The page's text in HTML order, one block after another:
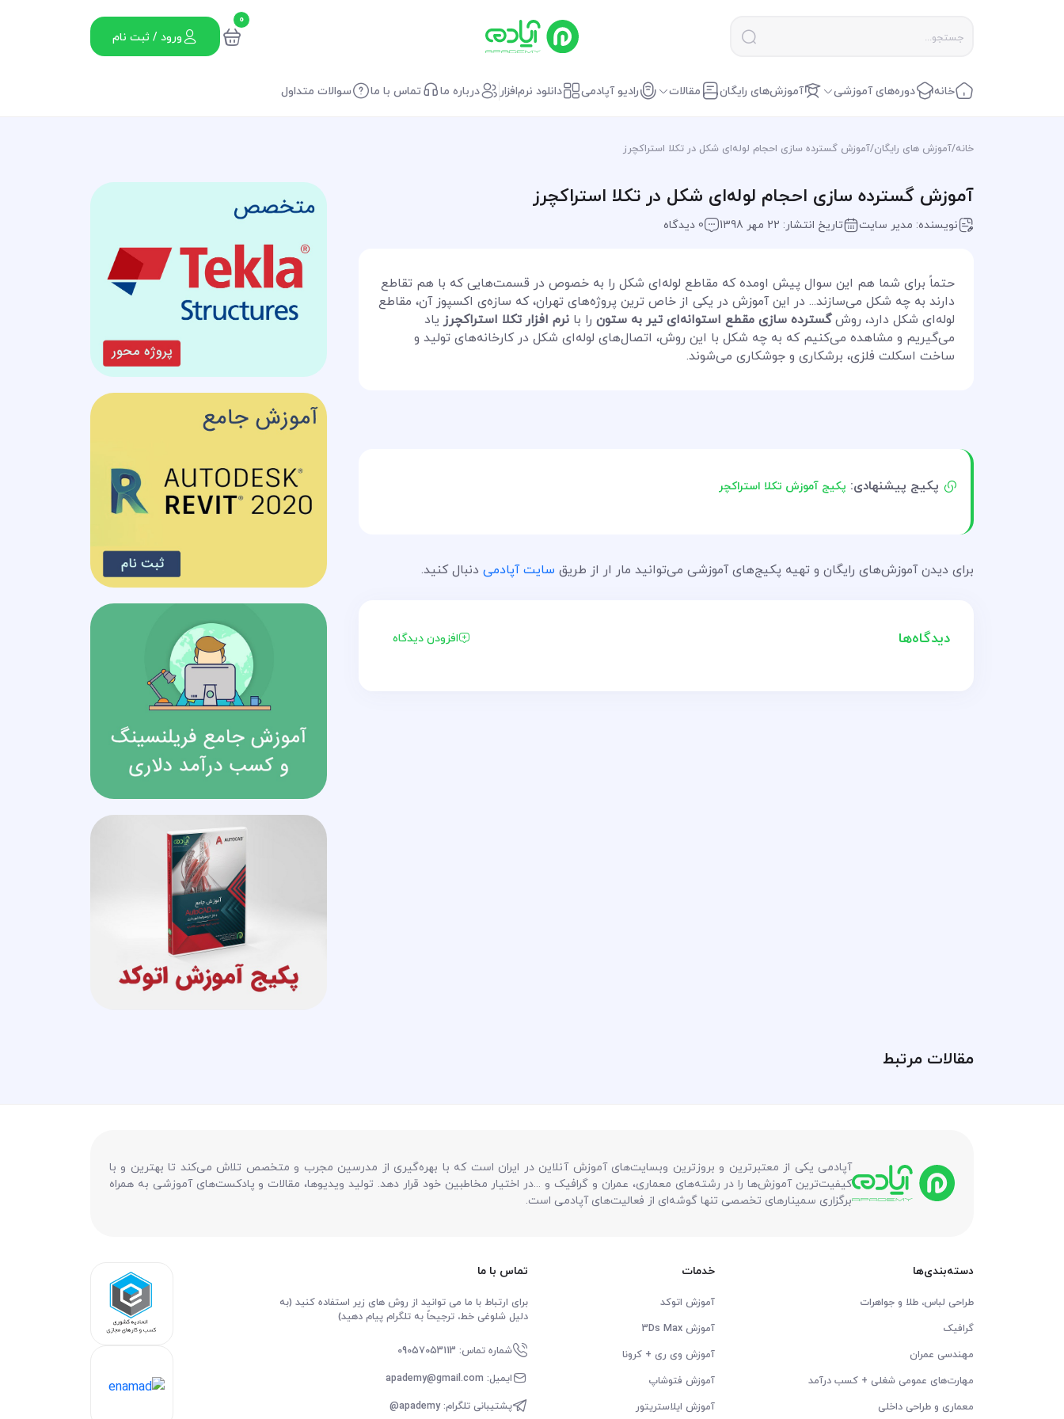
0
ورود / ثبت نام
خانه دوره‌های آموزشی آموزش‌های رایگان مقالات رادیو آپادمی دانلود نرم‌افزار درباره ما تماس با ما سوالات متداول
خانه/آموزش های رایگان/آموزش گسترده سازی احجام لوله‌ای شکل در تکلا استراکچرز
آموزش گسترده سازی احجام لوله‌ای شکل در تکلا استراکچرز
نویسنده: مدیر سایت تاریخ انتشار: 22 مهر 1398 0 دیدگاه
حتماً برای شما هم این سوال پیش اومده که مقاطع لوله‌ای شکل را به خصوص در قسمت‌هایی که با هم تقاطع
دارند به چه شکل می‌سازند... در این آموزش در یکی از خاص ترین پروژه‌های تهران، که سازه‌ی اکسپوز آن، مقاطع
لوله‌ای شکل دارد، روشگسترده سازی مقطع استوانه‌ای تیر به ستون را با نرم افزار تکلا استراکچرزیاد
می‌گیریم و مشاهده می‌کنیم که به چه شکل با این روش، اتصال‌های لوله‌ای شکل در کارخانه‌های تولید و
ساخت اسکلت فلزی، برشکاری و جوشکاری می‌شوند.
پکیج پیشنهادی: پکیج آموزش تکلا استراکچر
برای دیدن آموزش‌های رایگان و تهیه پکیج‌های آموزشی می‌توانید مار ار از طریق سایت آپادمی دنبال کنید.
دیدگاه‌ها افزودن دیدگاه
مقالات مرتبط
آپادمی یکی از معتبرترین و بروزترین وبسایت‌های آموزش آنلاین در ایران است که با بهره‌گیری از مدرسین مجرب و متخصص تلاش می‌کند تا بهترین و با
کیفیت‌ترین آموزش‌ها را در رشته‌های معماری، عمران و گرافیک و ...در اختیار مخاطبین خود قرار دهد. تولید ویدیوها، مقالات و پادکست‌های آموزشی به همراه
برگزاری سمینارهای تخصصی تنها گوشه‌ای از فعالیت‌های آپادمی است.
دسته‌بندی‌ها
طراحی لباس، طلا و جواهرات
گرافیک
مهندسی عمران
مهارت‌های عمومی شغلی + کسب درآمد
معماری و طراحی داخلی
خدمات
آموزش اتوکد
آموزش 3Ds Max
آموزش وی ری + کرونا
آموزش فتوشاپ
آموزش ایلاستریتور
تماس با ما
برای ارتباط با ما می توانید از روش های زیر استفاده کنید (به
دلیل شلوغی خط، ترجیحاً به تلگرام پیام دهید)
شماره تماس: 09057053113
ایمیل: apademy@gmail.com
پشتیبانی تلگرام: apademy@